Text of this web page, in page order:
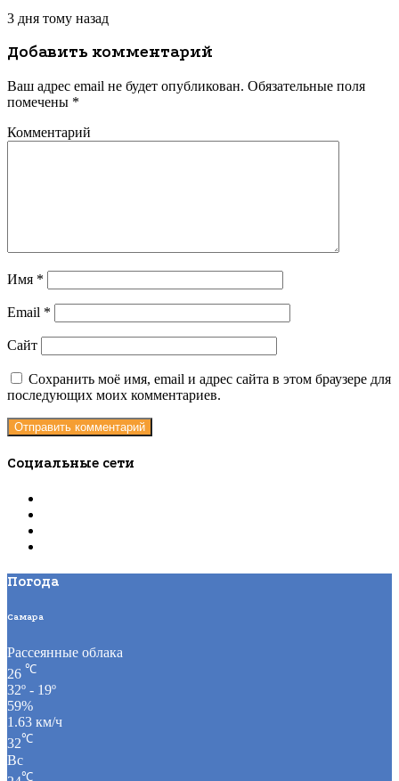
3 дня тому назад
Добавить комментарий
Ваш адрес email не будет опубликован. Обязательные поля
помечены *
Комментарий
Имя *
Email *
Сайт
Сохранить моё имя, email и адрес сайта в этом браузере для
последующих моих комментариев.
Социальные сети
Погода
Самара
Рассеянные облака
26 ℃
32º - 19º
59%
1.63 км/ч
32℃
Вс
℃